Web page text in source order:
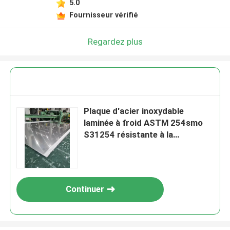
5.0
Fournisseur vérifié
Regardez plus
Plaque d'acier inoxydable
laminée à froid ASTM 254smo
S31254 résistante à la
Continuer